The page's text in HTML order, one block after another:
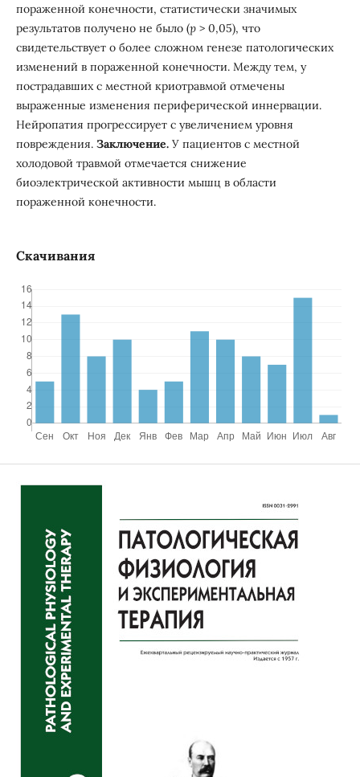
пораженной конечности, статистически значимых
результатов получено не было (p> 0,05), что
свидетельствует о более сложном генезе патологических
изменений в пораженной конечности. Между тем, у
пострадавших с местной криотравмой отмечены
выраженные изменения периферической иннервации.
Нейропатия прогрессирует с увеличением уровня
повреждения. Заключение.У пациентов с местной
холодовой травмой отмечается снижение
биоэлектрической активности мышц в области
пораженной конечности.
Скачивания